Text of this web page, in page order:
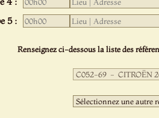
5 :
Renseignez ci-dessous la liste des
Première
sélection
:Deuxième
sélection